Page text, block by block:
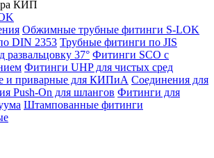
КИП
Обжимные трубные фитинги S-LOK
DIN 2353 Трубные фитинги по JIS
37° Фитинги SCO с
Фитинги UHP для чистых сред
и приварные для КИПиА Соединения для
Push-On для шлангов Фитинги для
Штампованные фитинги